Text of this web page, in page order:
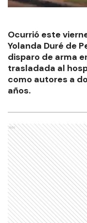
Ocurrió este
Yolanda Duré de
disparo de arma
trasladada al
como autores a
años.
Ads